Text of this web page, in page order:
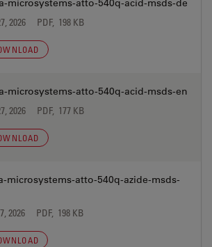
microsystems-atto-540q-acid-msds-de
2026 PDF, 198 KB
microsystems-atto-540q-acid-msds-en
2026 PDF, 177 KB
microsystems-atto-540q-azide-msds-
2026 PDF, 198 KB